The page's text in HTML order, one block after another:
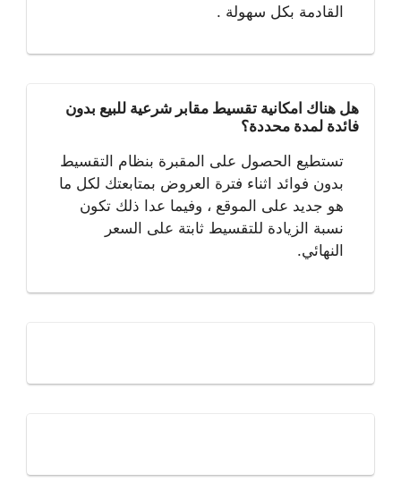
القادمة بكل سهولة .
هل هناك امكانية تقسيط مقابر شرعية للبيع بدون
فائدة لمدة محددة؟
تستطيع الحصول على المقبرة بنظام التقسيط
بدون فوائد اثناء فترة العروض بمتابعتك لكل ما
هو جديد على الموقع ، وفيما عدا ذلك تكون
نسبة الزيادة للتقسيط ثابتة على السعر
النهائي.